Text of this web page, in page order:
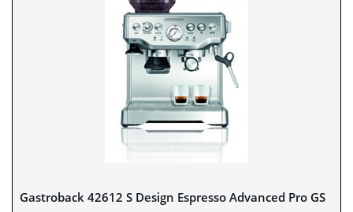
Gastroback 42612 S Design Espresso Advanced Pro GS